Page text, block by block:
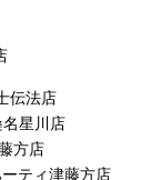
伝法店
星川店
方店
ティ津藤方店